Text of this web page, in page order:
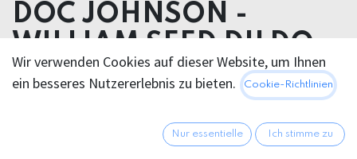
DOC JOHNSON -
WILLIAM SEED DILDO
20cm
Product weight 450.00 grams
Product diameter 4.60 cm
Wir verwenden Cookies auf dieser Website, um Ihnen
ein besseres Nutzererlebnis zu bieten.
Cookie-Richtlinien
Nur essentielle Ich stimme zu